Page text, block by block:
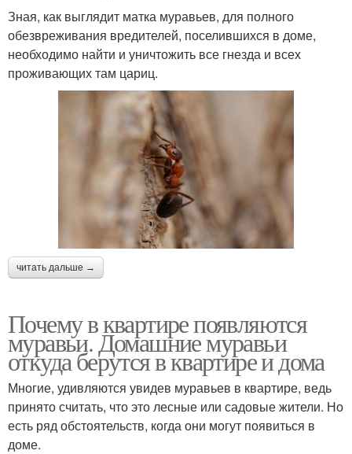
Зная, как выглядит матка муравьев, для полного
обезвреживания вредителей, поселившихся в доме,
необходимо найти и уничтожить все гнезда и всех
проживающих там цариц.
читать дальше →
Почему в квартире появляются
муравьи. Домашние муравьи
откуда берутся в квартире и дома
Многие, удивляются увидев муравьев в квартире, ведь
принято считать, что это лесные или садовые жители. Но
есть ряд обстоятельств, когда они могут появиться в
доме.